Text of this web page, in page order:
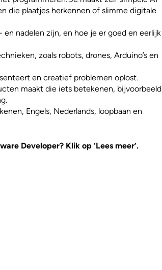
die plaatjes herkennen of slimme digitale
nadelen zijn, en hoe je er goed en eerlijk
zoals robots, drones, Arduino’s en
en creatief problemen oplost.
maakt die iets betekenen, bijvoorbeeld
Engels, Nederlands, loopbaan en
Developer? Klik op ‘Lees meer’.